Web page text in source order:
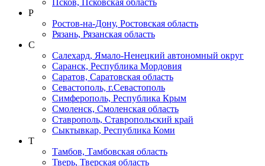
Р
Ростов-на-Дону, Ростовская область
Рязань, Рязанская область
С
Салехард, Ямало-Ненецкий автономный округ
Саранск, Республика Мордовия
Саратов, Саратовская область
Севастополь, г.Севастополь
Симферополь, Республика Крым
Смоленск, Смоленская область
Ставрополь, Ставропольский край
Сыктывкар, Республика Коми
Т
Тамбов, Тамбовская область
Тверь, Тверская область